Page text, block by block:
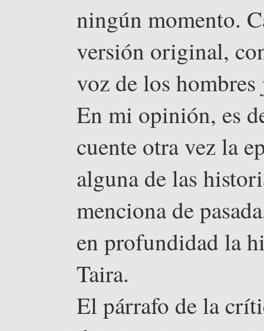
ningún momento.
versión original,
voz de los hombres
En mi opinión, es
cuente otra vez la
alguna de las
menciona de
en profundidad la
Taira.
El párrafo de la